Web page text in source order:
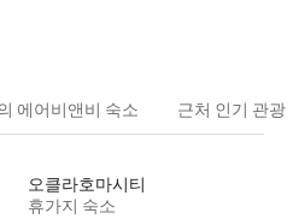
에어비앤비 숙소 근처 인기 관광
오클라호마시티
휴가지 숙소